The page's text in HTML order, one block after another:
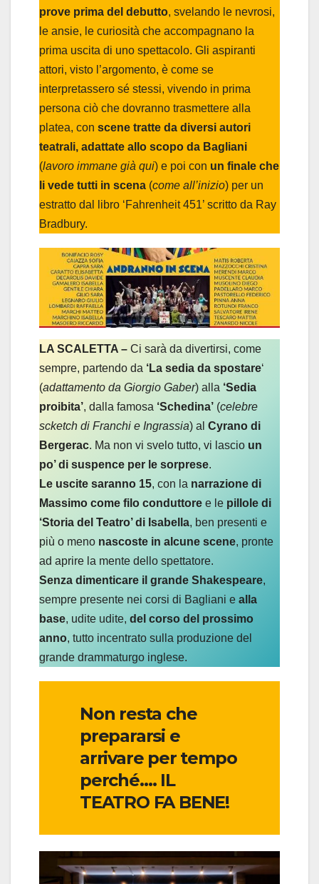
prove prima del debutto, svelando le nevrosi,
le ansie, le curiosità che accompagnano la
prima uscita di uno spettacolo. Gli aspiranti
attori, visto l’argomento, è come se
interpretassero sé stessi, vivendo in prima
persona ciò che dovranno trasmettere alla
platea, con scene tratte da diversi autori
teatrali, adattate allo scopo da Bagliani
(lavoro immane già qui) e poi con un finale che
li vede tutti in scena (come all’inizio) per un
estratto dal libro ‘Fahrenheit 451’ scritto da Ray
Bradbury.
LA SCALETTA – Ci sarà da divertirsi, come
sempre, partendo da ‘La sedia da spostare‘
(adattamento da Giorgio Gaber) alla ‘Sedia
proibita’, dalla famosa ‘Schedina’ (celebre
scketch di Franchi e Ingrassia) al Cyrano di
Bergerac. Ma non vi svelo tutto, vi lascio un
po’ di suspence per le sorprese.
Le uscite saranno 15, con la narrazione di
Massimo come filo conduttore e le pillole di
‘Storia del Teatro’ di Isabella, ben presenti e
più o meno nascoste in alcune scene, pronte
ad aprire la mente dello spettatore.
Senza dimenticare il grande Shakespeare,
sempre presente nei corsi di Bagliani e alla
base, udite udite, del corso del prossimo
anno, tutto incentrato sulla produzione del
grande drammaturgo inglese.
Non resta che
prepararsi e
arrivare per tempo
perché…. IL
TEATRO FA BENE!